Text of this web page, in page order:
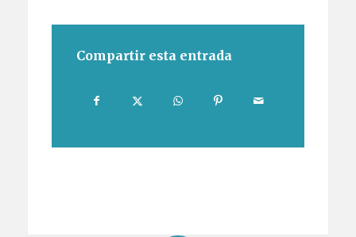
Compartir esta entrada